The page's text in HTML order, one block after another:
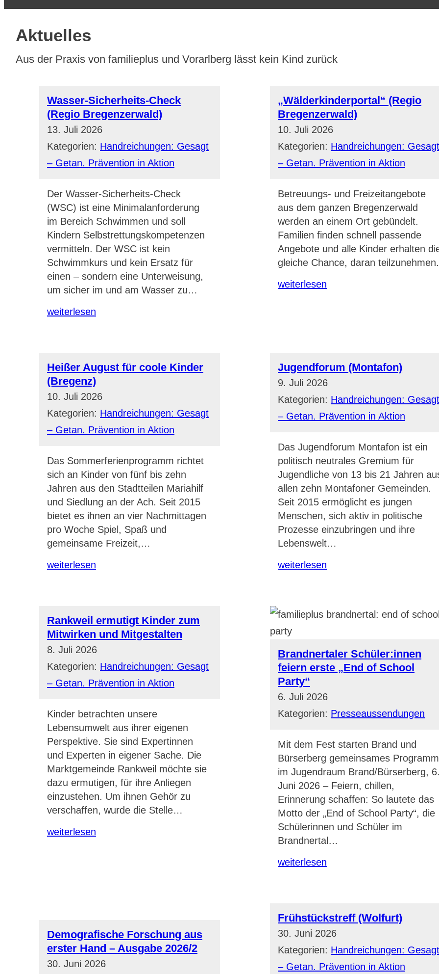
Aktuelles
Aus der Praxis von familieplus und Vorarlberg lässt kein Kind zurück
Wasser-Sicherheits-Check
(Regio Bregenzerwald)
13. Juli 2026
Kategorien: Handreichungen: Gesagt
– Getan. Prävention in Aktion
Der Wasser-Sicherheits-Check
(WSC) ist eine Minimalanforderung
im Bereich Schwimmen und soll
Kindern Selbstrettungskompetenzen
vermitteln. Der WSC ist kein
Schwimmkurs und kein Ersatz für
einen – sondern eine Unterweisung,
um sicher im und am Wasser zu…
weiterlesen
„Wälderkinderportal“ (Regio
Bregenzerwald)
10. Juli 2026
Kategorien: Handreichungen:
– Getan. Prävention in Aktion
Betreuungs- und Freizeitangebote
aus dem ganzen Bregenzerwald
werden an einem Ort gebündelt.
Familien finden schnell passende
Angebote und alle Kinder erhalten
gleiche Chance, daran teilzunehmen.
weiterlesen
Heißer August für coole Kinder
(Bregenz)
10. Juli 2026
Kategorien: Handreichungen: Gesagt
– Getan. Prävention in Aktion
Das Sommerferienprogramm richtet
sich an Kinder von fünf bis zehn
Jahren aus den Stadtteilen Mariahilf
und Siedlung an der Ach. Seit 2015
bietet es ihnen an vier Nachmittagen
pro Woche Spiel, Spaß und
gemeinsame Freizeit,…
weiterlesen
Jugendforum (Montafon)
9. Juli 2026
Kategorien: Handreichungen:
– Getan. Prävention in Aktion
Das Jugendforum Montafon ist ein
politisch neutrales Gremium für
Jugendliche von 13 bis 21 Jahren
allen zehn Montafoner Gemeinden.
Seit 2015 ermöglicht es jungen
Menschen, sich aktiv in politische
Prozesse einzubringen und ihre
Lebenswelt…
weiterlesen
Rankweil ermutigt Kinder zum
Mitwirken und Mitgestalten
8. Juli 2026
Kategorien: Handreichungen: Gesagt
– Getan. Prävention in Aktion
Kinder betrachten unsere
Lebensumwelt aus ihrer eigenen
Perspektive. Sie sind Expertinnen
und Experten in eigener Sache. Die
Marktgemeinde Rankweil möchte sie
dazu ermutigen, für ihre Anliegen
einzustehen. Um ihnen Gehör zu
verschaffen, wurde die Stelle…
weiterlesen
Brandnertaler Schüler:innen
feiern erste „End of School
Party“
6. Juli 2026
Kategorien: Presseaussendungen
Mit dem Fest starten Brand und
Bürserberg gemeinsames Programm
im Jugendraum Brand/Bürserberg,
Juni 2026 – Feiern, chillen,
Erinnerung schaffen: So lautete das
Motto der „End of School Party“, die
Schülerinnen und Schüler im
Brandnertal…
weiterlesen
Demografische Forschung aus
erster Hand – Ausgabe 2026/2
30. Juni 2026
Frühstückstreff (Wolfurt)
30. Juni 2026
Kategorien: Handreichungen:
– Getan. Prävention in Aktion